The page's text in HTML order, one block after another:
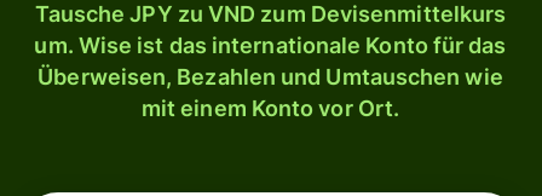
Tausche JPY zu VND zum Devisenmittelkurs
um. Wise ist das internationale Konto für das
Überweisen, Bezahlen und Umtauschen wie
mit einem Konto vor Ort.